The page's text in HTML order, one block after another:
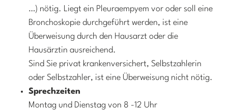
…) nötig. Liegt ein Pleuraempyem vor oder soll eine
Bronchoskopie durchgeführt werden, ist eine
Überweisung durch den Hausarzt oder die
Hausärztin ausreichend.
Sind Sie privat krankenversichert, Selbstzahlerin
oder Selbstzahler, ist eine Überweisung nicht nötig.
Sprechzeiten
Montag und Dienstag von 8 -12 Uhr